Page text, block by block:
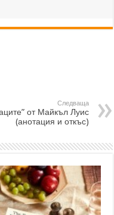
Следваща
от Майкъл Луис
(анотация и откъс)